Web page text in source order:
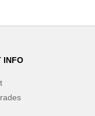
INFO